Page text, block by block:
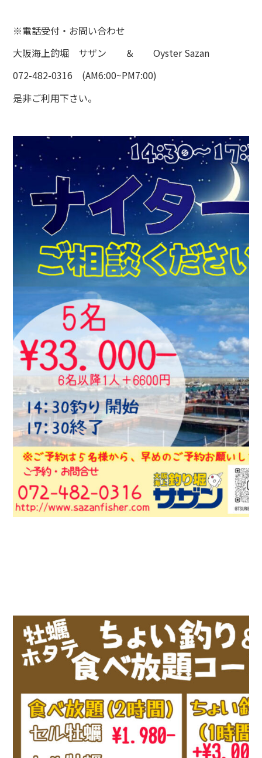
※電話受付・お問い合わせ
大阪海上釣堀 サザン ＆ Oyster Sazan
072-482-0316 (AM6:00~PM7:00)
是非ご利用下さい。